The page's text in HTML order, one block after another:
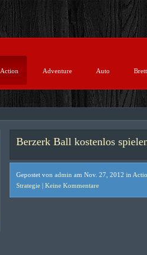
Action Adventure Auto
Berzerk Ball kostenlos
Gepostet von admin am Nov. 27, 2012 in
Strategie | Keine Kommentare